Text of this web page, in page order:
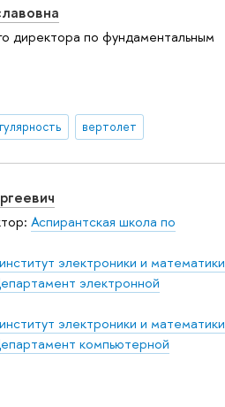
директора по фундаментальным
вертолет
Аспирантская школа по
электроники и математики
электронной
электроники и математики
компьютерной